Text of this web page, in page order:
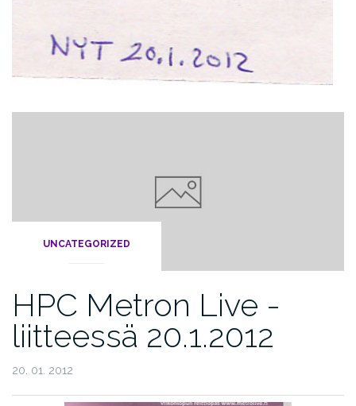
UNCATEGORIZED
HPC Metron Live -
liitteessä 20.1.2012
20. 01. 2012